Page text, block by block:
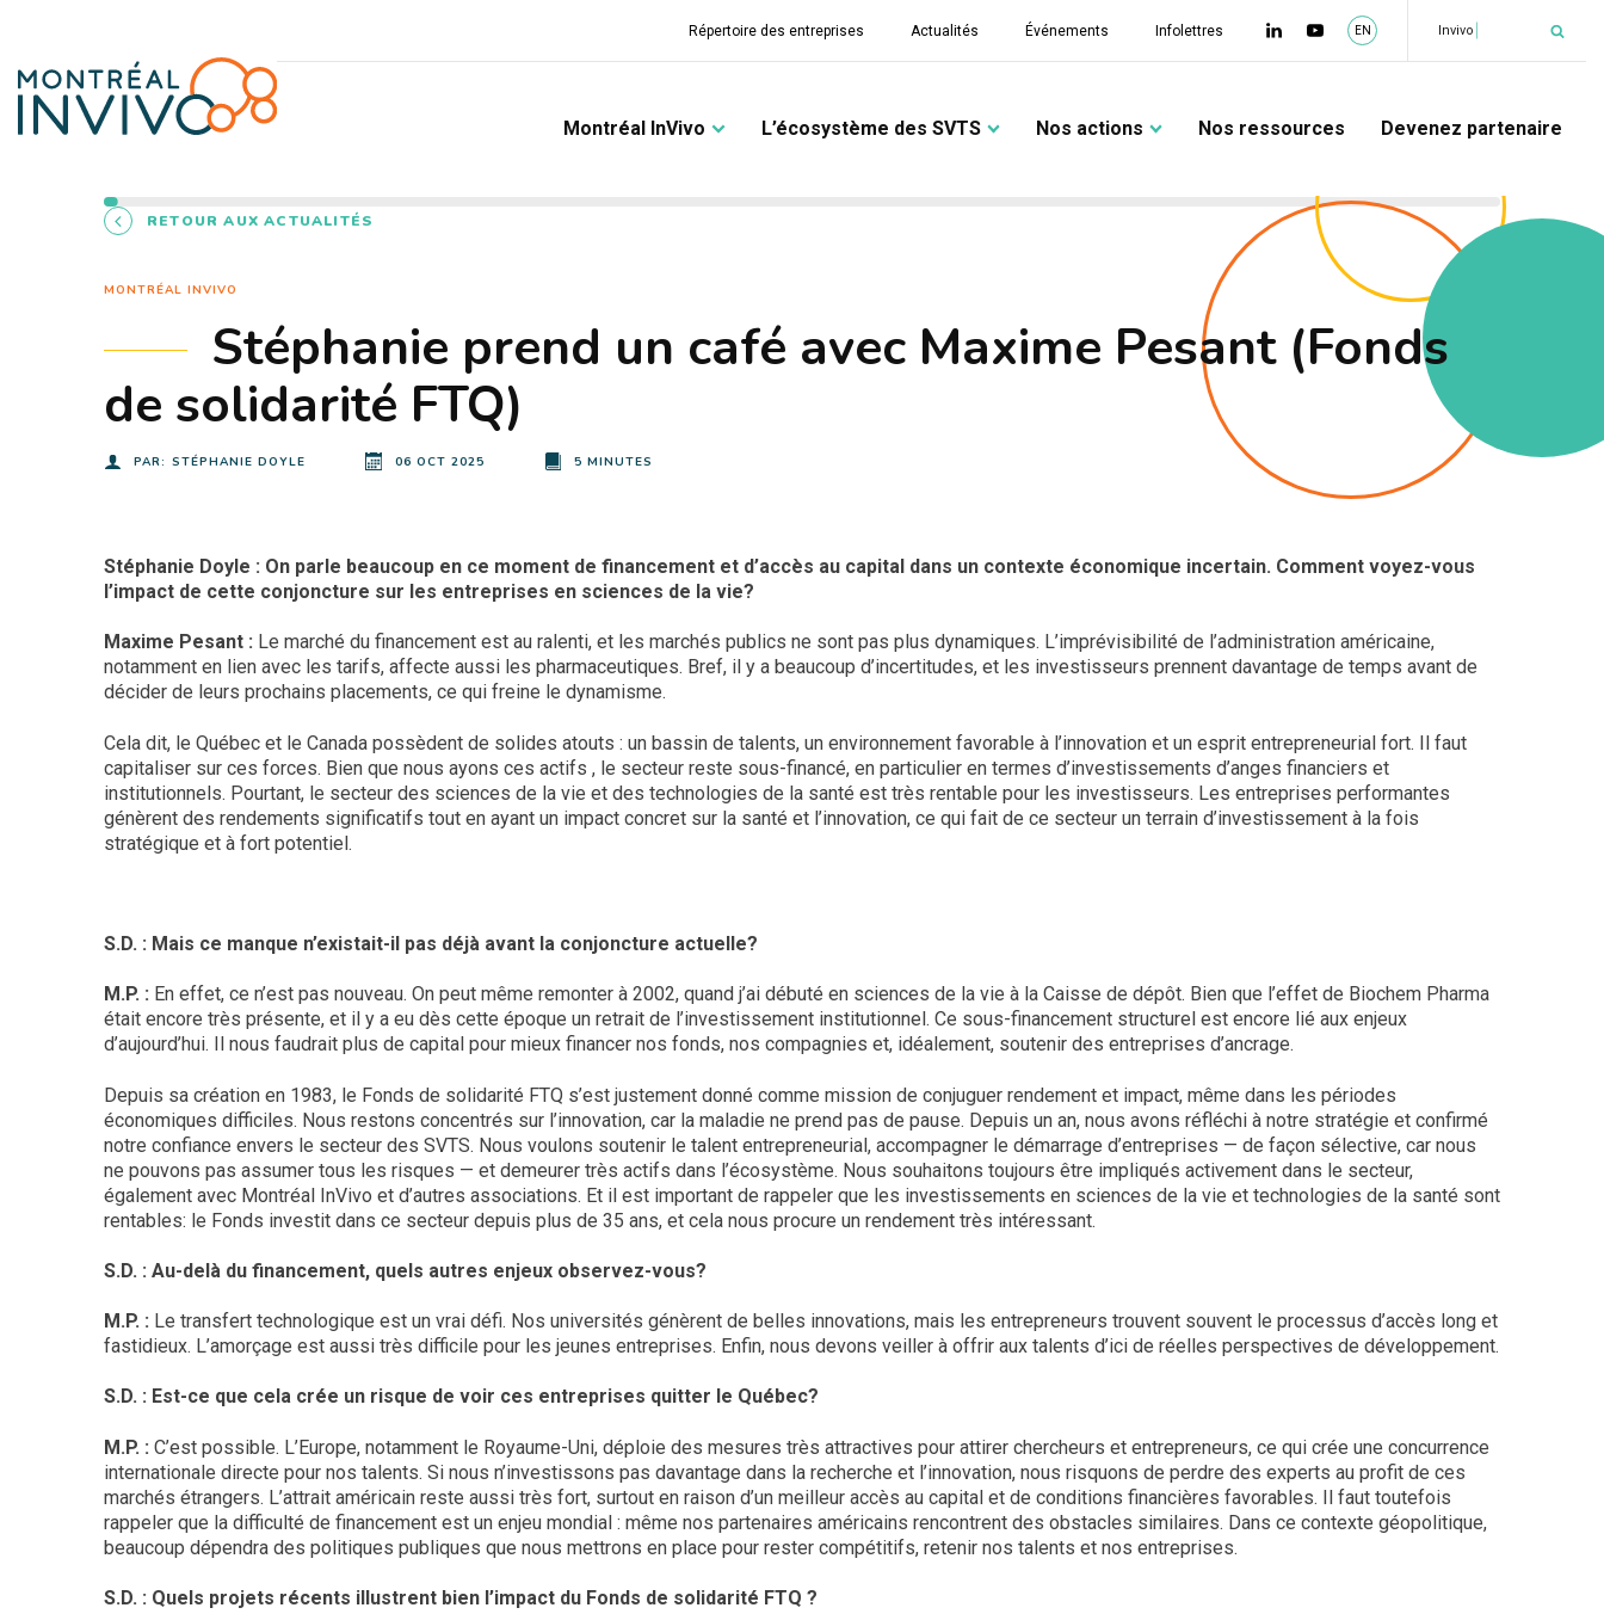
Répertoire des entreprises Actualités Événements Infolettres EN Invivo |
Montréal InVivo L’écosystème des SVTS Nos actions Nos ressources Devenez partenaire
RETOUR AUX ACTUALITÉS
MONTRÉAL INVIVO
Stéphanie prend un café avec Maxime Pesant (Fonds
de solidarité FTQ)
PAR: STÉPHANIE DOYLE 06 OCT 2025 5 MINUTES
Stéphanie Doyle : On parle beaucoup en ce moment de financement et d’accès au capital dans un contexte économique incertain. Comment voyez-vous
l’impact de cette conjoncture sur les entreprises en sciences de la vie?
Maxime Pesant : Le marché du financement est au ralenti, et les marchés publics ne sont pas plus dynamiques. L’imprévisibilité de l’administration américaine,
notamment en lien avec les tarifs, affecte aussi les pharmaceutiques. Bref, il y a beaucoup d’incertitudes, et les investisseurs prennent davantage de temps avant de
décider de leurs prochains placements, ce qui freine le dynamisme.
Cela dit, le Québec et le Canada possèdent de solides atouts : un bassin de talents, un environnement favorable à l’innovation et un esprit entrepreneurial fort. Il faut
capitaliser sur ces forces. Bien que nous ayons ces actifs , le secteur reste sous-financé, en particulier en termes d’investissements d’anges financiers et
institutionnels. Pourtant, le secteur des sciences de la vie et des technologies de la santé est très rentable pour les investisseurs. Les entreprises performantes
génèrent des rendements significatifs tout en ayant un impact concret sur la santé et l’innovation, ce qui fait de ce secteur un terrain d’investissement à la fois
stratégique et à fort potentiel.
S.D. : Mais ce manque n’existait-il pas déjà avant la conjoncture actuelle?
M.P. : En effet, ce n’est pas nouveau. On peut même remonter à 2002, quand j’ai débuté en sciences de la vie à la Caisse de dépôt. Bien que l’effet de Biochem Pharma
était encore très présente, et il y a eu dès cette époque un retrait de l’investissement institutionnel. Ce sous-financement structurel est encore lié aux enjeux
d’aujourd’hui. Il nous faudrait plus de capital pour mieux financer nos fonds, nos compagnies et, idéalement, soutenir des entreprises d’ancrage.
Depuis sa création en 1983, le Fonds de solidarité FTQ s’est justement donné comme mission de conjuguer rendement et impact, même dans les périodes
économiques difficiles. Nous restons concentrés sur l’innovation, car la maladie ne prend pas de pause. Depuis un an, nous avons réfléchi à notre stratégie et confirmé
notre confiance envers le secteur des SVTS. Nous voulons soutenir le talent entrepreneurial, accompagner le démarrage d’entreprises — de façon sélective, car nous
ne pouvons pas assumer tous les risques — et demeurer très actifs dans l’écosystème. Nous souhaitons toujours être impliqués activement dans le secteur,
également avec Montréal InVivo et d’autres associations. Et il est important de rappeler que les investissements en sciences de la vie et technologies de la santé sont
rentables: le Fonds investit dans ce secteur depuis plus de 35 ans, et cela nous procure un rendement très intéressant.
S.D. : Au-delà du financement, quels autres enjeux observez-vous?
M.P. : Le transfert technologique est un vrai défi. Nos universités génèrent de belles innovations, mais les entrepreneurs trouvent souvent le processus d’accès long et
fastidieux. L’amorçage est aussi très difficile pour les jeunes entreprises. Enfin, nous devons veiller à offrir aux talents d’ici de réelles perspectives de développement.
S.D. : Est-ce que cela crée un risque de voir ces entreprises quitter le Québec?
M.P. : C’est possible. L’Europe, notamment le Royaume-Uni, déploie des mesures très attractives pour attirer chercheurs et entrepreneurs, ce qui crée une concurrence
internationale directe pour nos talents. Si nous n’investissons pas davantage dans la recherche et l’innovation, nous risquons de perdre des experts au profit de ces
marchés étrangers. L’attrait américain reste aussi très fort, surtout en raison d’un meilleur accès au capital et de conditions financières favorables. Il faut toutefois
rappeler que la difficulté de financement est un enjeu mondial : même nos partenaires américains rencontrent des obstacles similaires. Dans ce contexte géopolitique,
beaucoup dépendra des politiques publiques que nous mettrons en place pour rester compétitifs, retenir nos talents et nos entreprises.
S.D. : Quels projets récents illustrent bien l’impact du Fonds de solidarité FTQ ?